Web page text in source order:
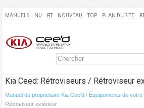
MANUELS NU RT NOUVEAU TOP PLAN DU SITE
Kia Ceed: Rétroviseurs / Rétroviseur
Manuel du proprietaire Kia Cee'd / Équipements de
Rétroviseur extérieur